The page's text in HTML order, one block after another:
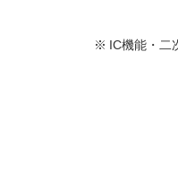
IC機能・二